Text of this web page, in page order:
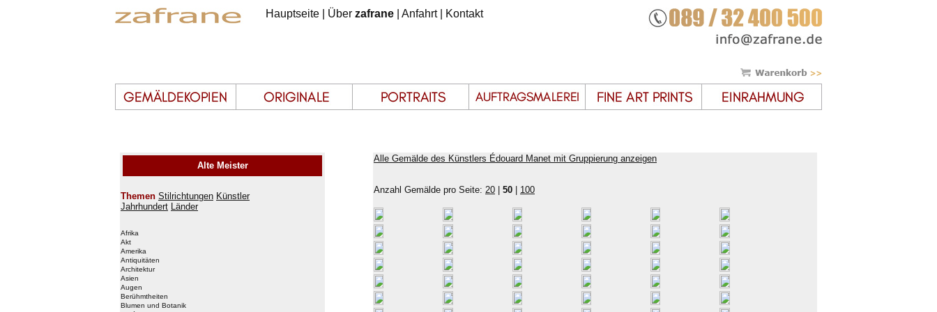
Hauptseite Über zafrane Anfahrt| Kontakt
Alte Meister
Themen Stilrichtungen Künstler
Jahrhundert Länder
Afrika
Akt
Amerika
Antiquitäten
Architektur
Asien
Augen
Berühmtheiten
Blumen und Botanik
Alle Gemälde des Künstlers Édouard Manet mit Gruppierung anzeigen
Anzahl Gemälde pro Seite: 20 50 100